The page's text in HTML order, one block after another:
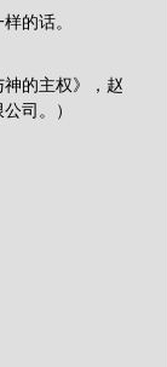
的话。
神的主权》，赵
司。）